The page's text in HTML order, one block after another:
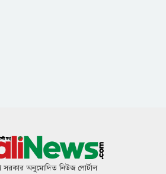
সরকার অনুমোদিত নিউজ পোর্টাল